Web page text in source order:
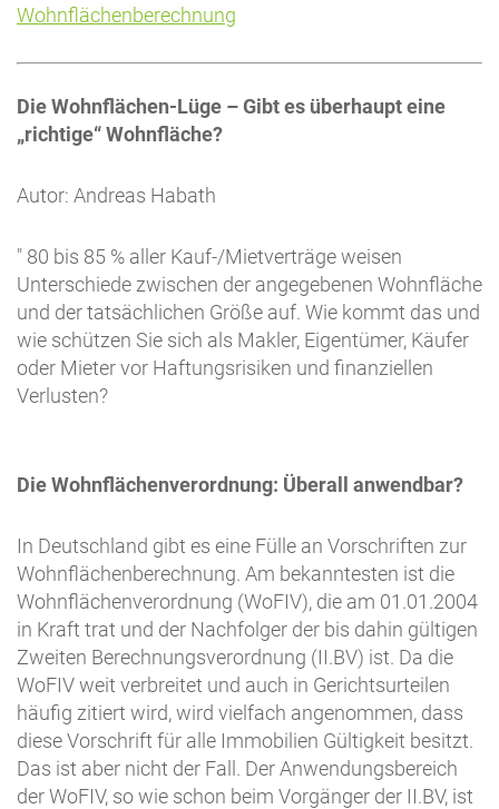
Wohnflächenberechnung
Die Wohnflächen-Lüge – Gibt es überhaupt eine
„richtige“ Wohnfläche?
Autor: Andreas Habath
" 80 bis 85 % aller Kauf-/Mietverträge weisen
Unterschiede zwischen der angegebenen Wohnfläche
und der tatsächlichen Größe auf. Wie kommt das und
wie schützen Sie sich als Makler, Eigentümer, Käufer
oder Mieter vor Haftungsrisiken und finanziellen
Verlusten?
Die Wohnflächenverordnung: Überall anwendbar?
In Deutschland gibt es eine Fülle an Vorschriften zur
Wohnflächenberechnung. Am bekanntesten ist die
Wohnflächenverordnung (WoFIV), die am 01.01.2004
in Kraft trat und der Nachfolger der bis dahin gültigen
Zweiten Berechnungsverordnung (II.BV) ist. Da die
WoFIV weit verbreitet und auch in Gerichtsurteilen
häufig zitiert wird, wird vielfach angenommen, dass
diese Vorschrift für alle Immobilien Gültigkeit besitzt.
Das ist aber nicht der Fall. Der Anwendungsbereich
der WoFIV, so wie schon beim Vorgänger der II.BV, ist